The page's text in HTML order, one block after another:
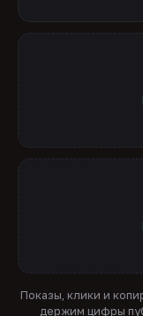
Показы, клики и
держим цифры